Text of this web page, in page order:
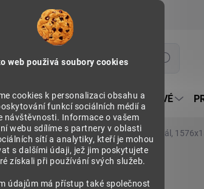
web použivá soubory cookies
cookies k personalizaci obsahu a
funkcí sociálních médií a
návštěvnosti. Informace o vašem
webu sdílíme s partnery v oblasti
sítí a analytiky, kteří je mohou
s dalšími údaji, jež jim poskytujete
získali při používání svých služeb.
údajům má přístup také společnost
Prohlášení o používání COOKIES
Hledat
PULTY PRODEJNÍ SEKTOROVÉ
přídavné moduly Kovový policový regál,